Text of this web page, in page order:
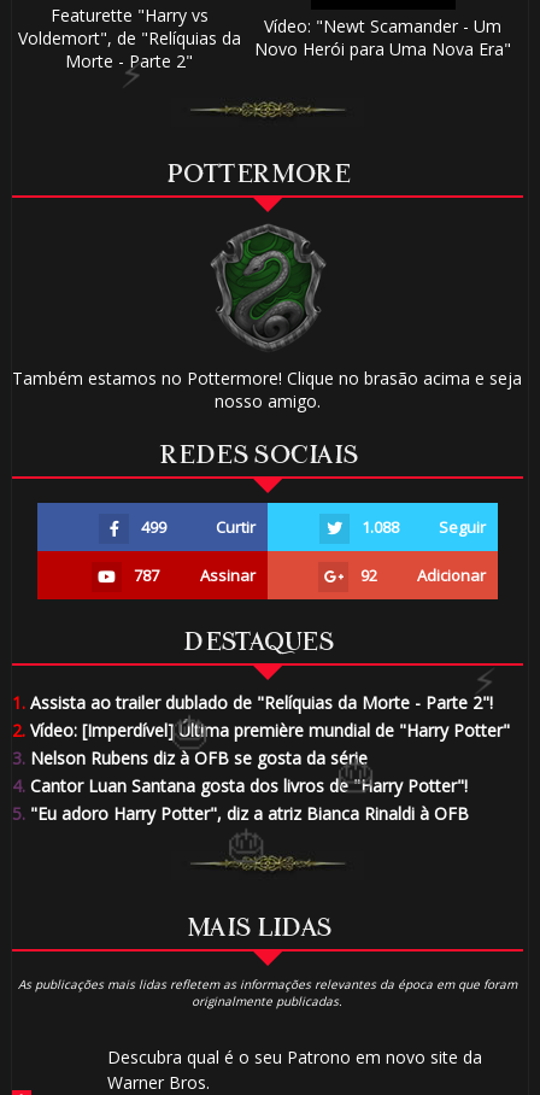
Featurette "Harry vs
Voldemort", de "Relíquias da
Morte - Parte 2"
Vídeo: "Newt Scamander - Um
Novo Herói para Uma Nova Era"
POTTERMORE
Também estamos no Pottermore! Clique no brasão acima e seja
nosso amigo.
REDES SOCIAIS
499 Curtir 1.088 Seguir
787 Assinar 92 Adicionar
DESTAQUES
1.Assista ao trailer dublado de "Relíquias da Morte - Parte 2"!
2.Vídeo: [Imperdível] Última première mundial de "Harry Potter"
3.Nelson Rubens diz à OFB se gosta da série
4.Cantor Luan Santana gosta dos livros de "Harry Potter"!
5."Eu adoro Harry Potter", diz a atriz Bianca Rinaldi à OFB
MAIS LIDAS
As publicações mais lidas refletem as informações relevantes da época em que foram
originalmente publicadas.
Descubra qual é o seu Patrono em novo site da
Warner Bros.
🎂
🎈
1️⃣ 8️⃣
🎂
1️⃣ 8️⃣
⚡